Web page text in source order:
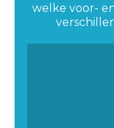
welke voor-